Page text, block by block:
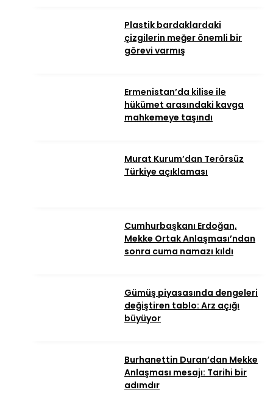
Plastik bardaklardaki
çizgilerin meğer önemli bir
görevi varmış
Ermenistan’da kilise ile
hükümet arasındaki kavga
mahkemeye taşındı
Murat Kurum’dan Terörsüz
Türkiye açıklaması
Cumhurbaşkanı Erdoğan,
Mekke Ortak Anlaşması’ndan
sonra cuma namazı kıldı
Gümüş piyasasında dengeleri
değiştiren tablo: Arz açığı
büyüyor
Burhanettin Duran’dan Mekke
Anlaşması mesajı: Tarihi bir
adımdır